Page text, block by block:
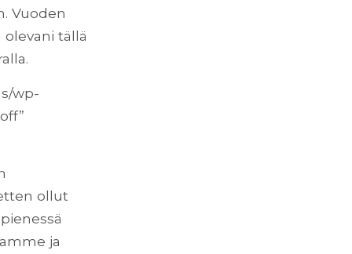
Vuoden
tällä
wp-
ollut
ja